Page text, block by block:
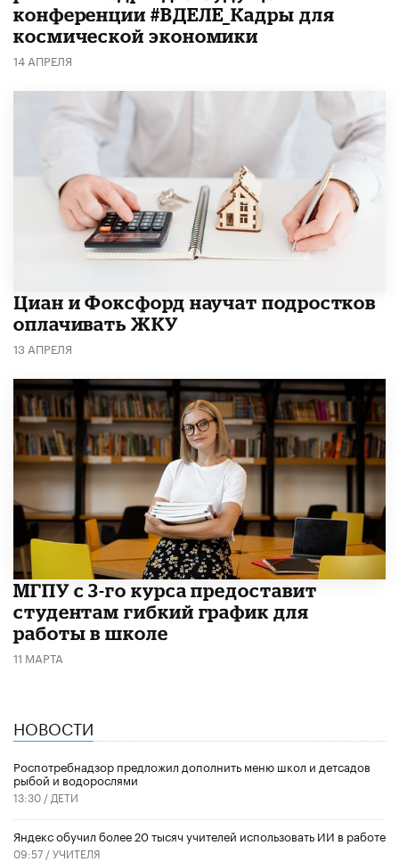
конференции #ВДЕЛЕ_Кадры для
космической экономики
14 АПРЕЛЯ
Циан и Фоксфорд научат подростков
оплачивать ЖКУ
13 АПРЕЛЯ
МГПУ с 3-го курса предоставит
студентам гибкий график для
работы в школе
11 МАРТА
НОВОСТИ
Роспотребнадзор предложил дополнить меню школ и детсадов
рыбой и водорослями
13:30 / ДЕТИ
​Яндекс обучил более 20 тысяч учителей использовать ИИ в работе
09:57 /УЧИТЕЛЯ